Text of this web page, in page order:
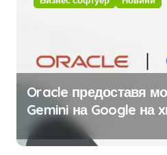
Oracle предоставя
Gemini на Google на
клиенти на бизнес
приложения